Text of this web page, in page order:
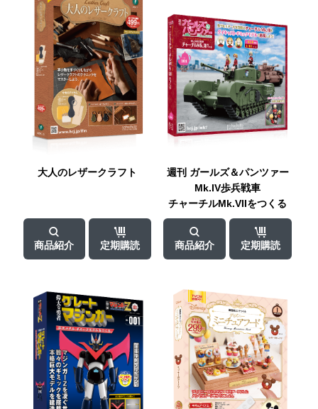
大人のレザークラフト
商品紹介 定期購読
週刊 ガールズ＆パンツァー
Mk.IV歩兵戦車
チャーチルMk.VIIをつくる
商品紹介 定期購読